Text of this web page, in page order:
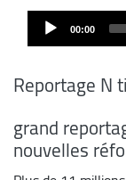
Audio
Player 00:00
Reportage N
grand
nouvelles